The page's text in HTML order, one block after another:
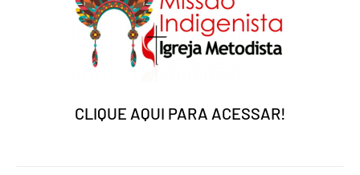
CLIQUE AQUI PARA ACESSAR!